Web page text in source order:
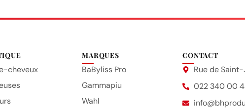
cheveux
MARQUES
BaByliss Pro
Gammapiu
Wahl
CONTACT
Rue de
022 340 00